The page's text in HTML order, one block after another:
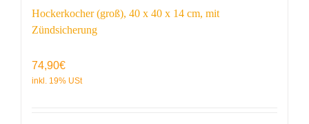
Hockerkocher (groß), 40 x 40 x 14 cm, mit
Zündsicherung
74,90€